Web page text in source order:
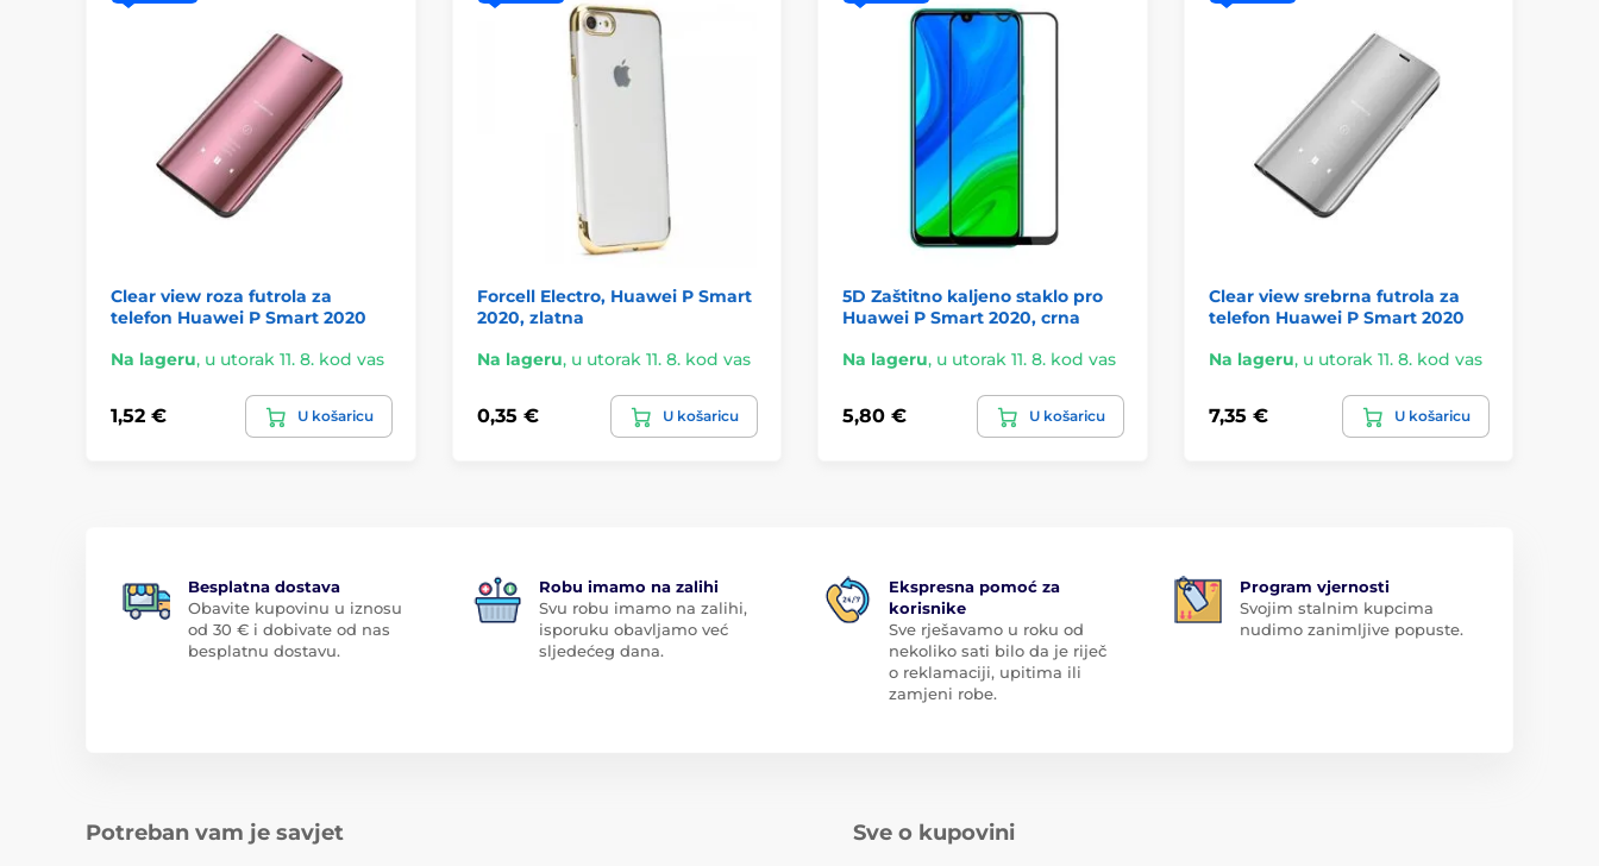
Clear view roza futrola za
telefon Huawei P Smart 2020
Na lageru, u utorak 11. 8. kod vas
1,52 € U košaricu
Forcell Electro, Huawei P Smart
2020, zlatna
Na lageru, u utorak 11. 8. kod vas
0,35 € U košaricu
5D Zaštitno kaljeno staklo pro
Huawei P Smart 2020, crna
Na lageru, u utorak 11. 8. kod vas
5,80 € U košaricu
Clear view srebrna futrola za
telefon Huawei P Smart 2020
Na lageru, u utorak 11. 8. kod vas
7,35 € U košaricu
Besplatna dostava
Obavite kupovinu u iznosu
od 30 € i dobivate od nas
besplatnu dostavu.
Robu imamo na zalihi
Svu robu imamo na zalihi,
isporuku obavljamo već
sljedećeg dana.
Ekspresna pomoć za
korisnike
Sve rješavamo u roku od
nekoliko sati bilo da je riječ
o reklamaciji, upitima ili
zamjeni robe.
Program vjernosti
Svojim stalnim kupcima
nudimo zanimljive popuste.
Potreban vam je savjet Sve o kupovini